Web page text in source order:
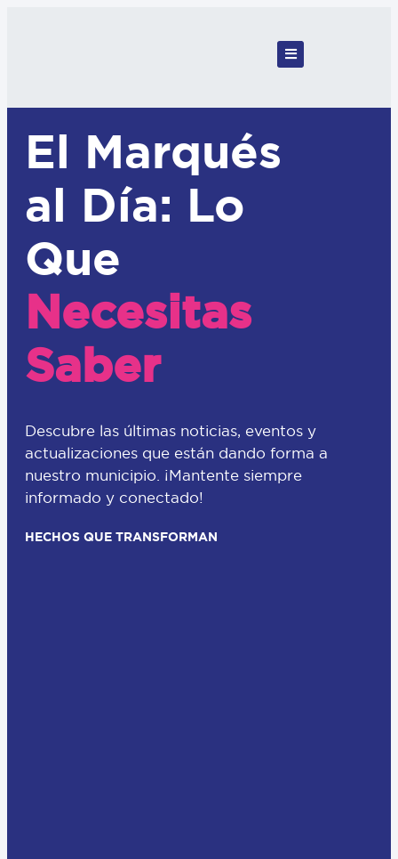
El Marqués
al Día: Lo
Que
Necesitas
Saber
Descubre las últimas noticias, eventos y
actualizaciones que están dando forma a
nuestro municipio. ¡Mantente siempre
informado y conectado!
HECHOS QUE TRANSFORMAN